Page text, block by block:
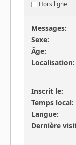
Hors ligne
Messages:
Sexe:
Âge:
Localisation:
Inscrit le:
Temps local:
Langue:
Dernière